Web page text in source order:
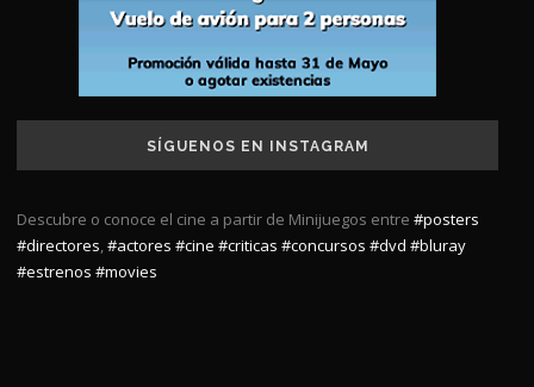
SÍGUENOS EN INSTAGRAM
Descubre o conoce el cine a partir de Minijuegos entre #posters
#directores,#actores #cine #criticas #concursos #dvd #bluray
#estrenos #movies